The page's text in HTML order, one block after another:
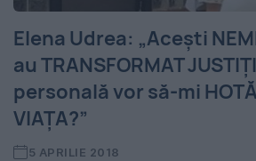
Elena Udrea: „Aceşti
au TRANSFORMAT
personală vor să-mi
VIAŢA?”
5 APRILIE 2018